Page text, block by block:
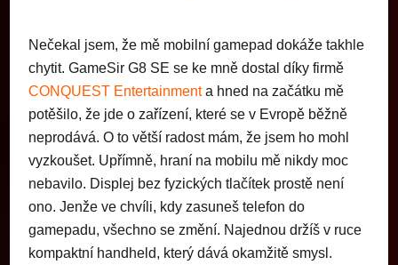
Nečekal jsem, že mě mobilní gamepad dokáže takhle
chytit. GameSir G8 SE se ke mně dostal díky firmě
CONQUEST Entertainmenta hned na začátku mě
potěšilo, že jde o zařízení, které se v Evropě běžně
neprodává. O to větší radost mám, že jsem ho mohl
vyzkoušet. Upřímně, hraní na mobilu mě nikdy moc
nebavilo. Displej bez fyzických tlačítek prostě není
ono. Jenže ve chvíli, kdy zasuneš telefon do
gamepadu, všechno se změní. Najednou držíš v ruce
kompaktní handheld, který dává okamžitě smysl.